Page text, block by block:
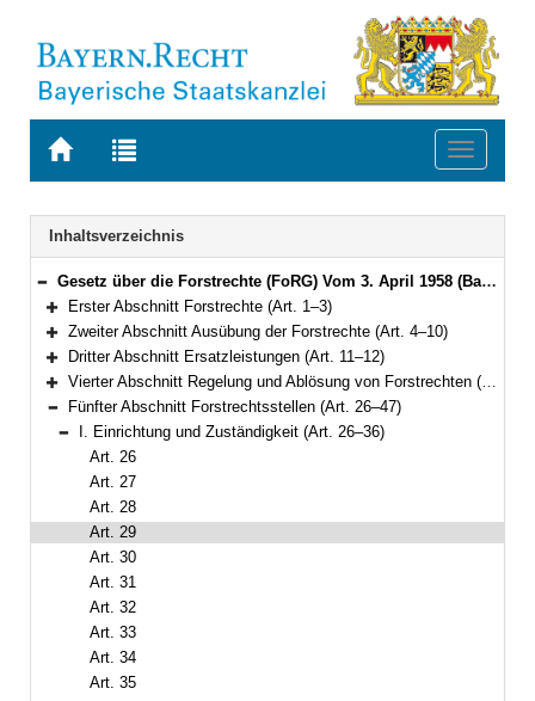
Zur
BAYERN.RECHT
Zur
letzten
Suche
Toggle
Navigation
Inhaltsverzeichnis
Bereich reduzieren
Gesetz über die Forstrechte (FoRG) Vom 3. April 1958 (BayRS V S. 536) BayRS 7902-7-L (Art. 1–52)
Bereich erweitern
Erster Abschnitt Forstrechte (Art. 1–3)
Bereich erweitern
Zweiter Abschnitt Ausübung der Forstrechte (Art. 4–10)
Bereich erweitern
Dritter Abschnitt Ersatzleistungen (Art. 11–12)
Bereich erweitern
Vierter Abschnitt Regelung und Ablösung von Forstrechten (Art. 13–25)
Bereich reduzieren
Fünfter Abschnitt Forstrechtsstellen (Art. 26–47)
Bereich reduzieren
I. Einrichtung und Zuständigkeit (Art. 26–36)
Art. 26
Art. 27
Art. 28
Art. 29
Art. 30
Art. 31
Art. 32
Art. 33
Art. 34
Art. 35